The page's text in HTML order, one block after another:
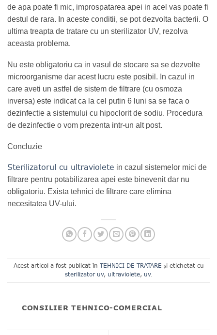
de apa poate fi mic, improspatarea apei in acel vas poate fi
destul de rara. In aceste conditii, se pot dezvolta bacterii. O
ultima treapta de tratare cu un sterilizator UV, rezolva
aceasta problema.
Nu este obligatoriu ca in vasul de stocare sa se dezvolte
microorganisme dar acest lucru este posibil. In cazul in
care aveti un astfel de sistem de filtrare (cu osmoza
inversa) este indicat ca la cel putin 6 luni sa se faca o
dezinfectie a sistemului cu hipoclorit de sodiu. Procedura
de dezinfectie o vom prezenta intr-un alt post.
Concluzie
Sterilizatorul cu ultraviolete in cazul sistemelor mici de
filtrare pentru potabilizarea apei este binevenit dar nu
obligatoriu. Exista tehnici de filtrare care elimina
necesitatea UV-ului.
Acest articol a fost publicat în TEHNICI DE TRATARE și etichetat cu
sterilizator uv, ultraviolete, uv.
CONSILIER TEHNICO-COMERCIAL